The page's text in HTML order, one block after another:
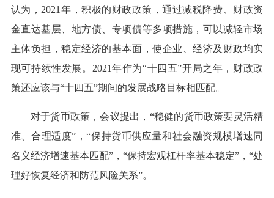
认为，2021年，积极的财政政策，通过减税降费、财政资
金直达基层、地方债、专项债等多项措施，可以减轻市场
主体负担，稳定经济的基本面，使企业、经济及财政均实
现可持续性发展。2021年作为“十四五”开局之年，财政政
策还应该与“十四五”期间的发展战略目标相匹配。
对于货币政策，会议提出，“稳健的货币政策要灵活精
准、合理适度”，“保持货币供应量和社会融资规模增速同
名义经济增速基本匹配”，“保持宏观杠杆率基本稳定”，“处
理好恢复经济和防范风险关系”。